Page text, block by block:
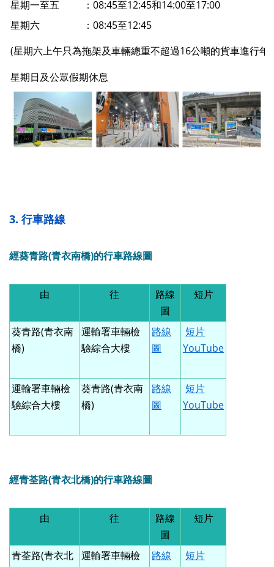
星期一至五
：08:45至12:45和14:00至17:00
星期六
：08:45至12:45
(星期六上午只為拖架及車輛總重不超過16公噸的貨車進行年
星期日及公眾假期休息
3. 行車路線
經葵青路(青衣南橋)的行車路線圖
由 往
路線
圖
短片
葵青路(青衣南
橋)
運輸署車輛檢
驗綜合大樓
路線
圖
短片
YouTube
運輸署車輛檢
驗綜合大樓
葵青路(青衣南
橋)
路線
圖
短片
YouTube
經青荃路(青衣北橋)的行車路線圖
由 往
路線
圖
短片
青荃路(青衣北 運輸署車輛檢
路線
短片